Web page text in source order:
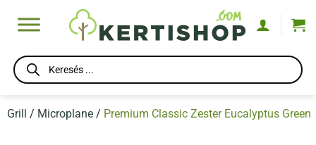
Products
search
Grill / Microplane / Premium Classic Zester Eucalyptus Green